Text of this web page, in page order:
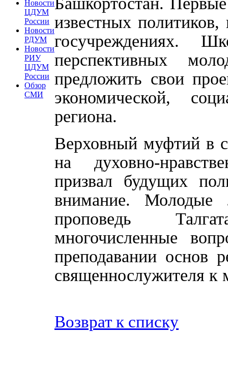
Новости
ЦДУМ
России
Новости
РДУМ
Новости
РИУ
ЦДУМ
России
Обзор
СМИ
известных
госучреждениях.
перспективных
предложить свои
экономической,
региона.
Верховный муфтий в
на духовно-
призвал будущих
внимание. Молодые
проповедь
многочисленные
преподавании основ
священнослужителя
Возврат к списку